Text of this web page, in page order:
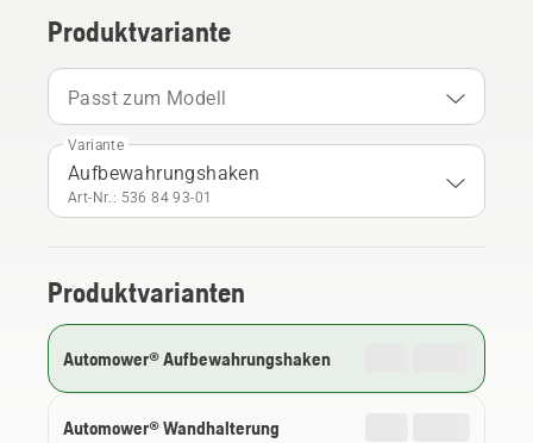
Produktvariante
Passt zum Modell
Variante
Aufbewahrungshaken
Art-Nr.: 536 84 93‑01
Produktvarianten
Automower® Aufbewahrungshaken
Automower® Wandhalterung